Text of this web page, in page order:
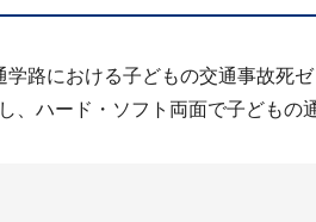
路における子どもの交通事故死
ハード・ソフト両面で子どもの